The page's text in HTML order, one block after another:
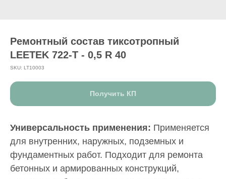
Ремонтный состав тиксотропный
LEETEK 722-Т - 0,5 R 40
SKU: LT10003
Получить КП
Универсальность применения: Применяется
для внутренних, наружных, подземных и
фундаментных работ. Подходит для ремонта
бетонных и армированных конструкций,